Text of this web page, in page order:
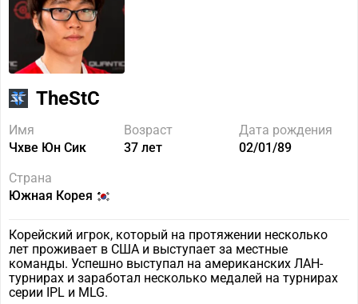
TheStC
Имя
Чхве Юн Сик
Возраст
37 лет
Дата рождения
02/01/89
Страна
Южная Корея
Корейский игрок, который на протяжении несколько
лет проживает в США и выступает за местные
команды. Успешно выступал на американских ЛАН-
турнирах и заработал несколько медалей на турнирах
серии IPL и MLG.